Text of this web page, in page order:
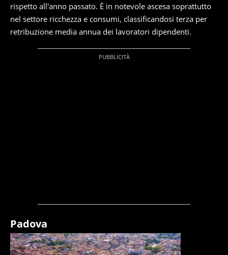
rispetto all'anno passato. È in notevole ascesa soprattutto
nel settore ricchezza e consumi, classificandosi terza per
retribuzione media annua dei lavoratori dipendenti.
Padova